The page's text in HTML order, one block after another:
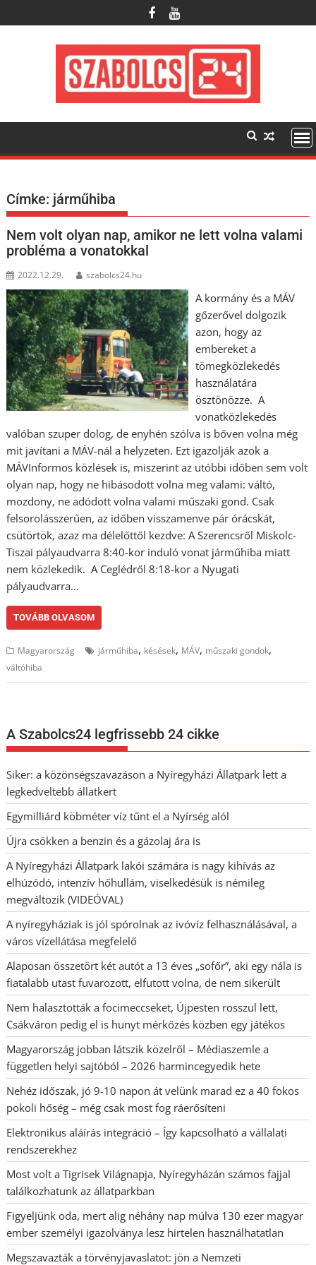
to
Címke: járműhiba
Nem volt olyan nap, amikor ne lett volna valami
probléma a vonatokkal
2022.12.29. szabolcs24.hu
A kormány és a MÁV
gőzerővel dolgozik
azon, hogy az
embereket a
tömegközlekedés
használatára
ösztönözze. A
vonatközlekedés
valóban szuper dolog, de enyhén szólva is bőven volna még
mit javítani a MÁV-nál a helyzeten. Ezt igazolják azok a
MÁVInformos közlések is, miszerint az utóbbi időben sem volt
olyan nap, hogy ne hibásodott volna meg valami: váltó,
mozdony, ne adódott volna valami műszaki gond. Csak
felsorolásszerűen, az időben visszamenve pár órácskát,
csütörtök, azaz ma délelőttől kezdve: A Szerencsről Miskolc-
Tiszai pályaudvarra 8:40-kor induló vonat járműhiba miatt
nem közlekedik. A Ceglédről 8:18-kor a Nyugati
pályaudvarra…
TOVÁBB OLVASOM
Magyarország járműhiba, késések, MÁV, műszaki gondok,
váltóhiba
A Szabolcs24 legfrissebb 24 cikke
Siker: a közönségszavazáson a Nyíregyházi Állatpark lett a
legkedveltebb állatkert
Egymilliárd köbméter víz tűnt el a Nyírség alól
Újra csökken a benzin és a gázolaj ára is
A Nyíregyházi Állatpark lakói számára is nagy kihívás az
elhúzódó, intenzív hőhullám, viselkedésük is némileg
megváltozik (VIDEÓVAL)
A nyíregyháziak is jól spórolnak az ivóvíz felhasználásával, a
város vízellátása megfelelő
Alaposan összetört két autót a 13 éves „sofőr”, aki egy nála is
fiatalabb utast fuvarozott, elfutott volna, de nem sikerült
Nem halasztották a focimeccseket, Újpesten rosszul lett,
Csákváron pedig el is hunyt mérkőzés közben egy játékos
Magyarország jobban látszik közelről – Médiaszemle a
független helyi sajtóból – 2026 harmincegyedik hete
Nehéz időszak, jó 9-10 napon át velünk marad ez a 40 fokos
pokoli hőség – még csak most fog ráerősíteni
Elektronikus aláírás integráció – Így kapcsolható a vállalati
rendszerekhez
Most volt a Tigrisek Világnapja, Nyíregyházán számos fajjal
találkozhatunk az állatparkban
Figyeljünk oda, mert alig néhány nap múlva 130 ezer magyar
ember személyi igazolványa lesz hirtelen használhatatlan
Megszavazták a törvényjavaslatot: jön a Nemzeti